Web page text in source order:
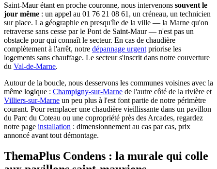
Saint-Maur étant en proche couronne, nous intervenons souvent le
jour même : un appel au 01 76 21 08 61, un créneau, un technicien
sur place. La géographie en presqu'île de la ville — la Marne qu'on
retraverse sans cesse par le Pont de Saint-Maur — n'est pas un
obstacle pour qui connaît le secteur. En cas de chaudière
complètement à l'arrêt, notre dépannage urgent priorise les
logements sans chauffage. Le secteur s'inscrit dans notre couverture
du Val-de-Marne.
Autour de la boucle, nous desservons les communes voisines avec la
même logique : Champigny-sur-Marne de l'autre côté de la rivière et
Villiers-sur-Marne un peu plus à l'est font partie de notre périmètre
courant. Pour remplacer une chaudière vieillissante dans un pavillon
du Parc du Coteau ou une copropriété près des Arcades, regardez
notre page installation : dimensionnement au cas par cas, prix
annoncé avant tout démontage.
ThemaPlus Condens : la murale qui colle